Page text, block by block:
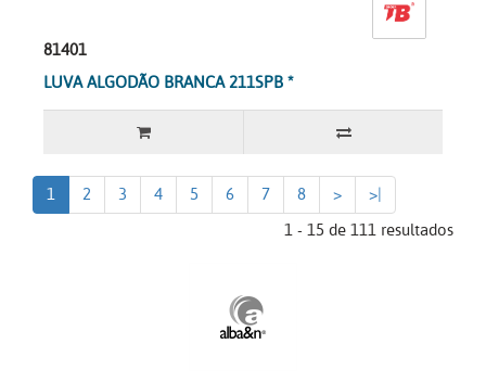
81401
LUVA ALGODÃO BRANCA 211SPB *
1 2 3 4 5 6 7 8 >
>|
1 - 15 de 111 resultados